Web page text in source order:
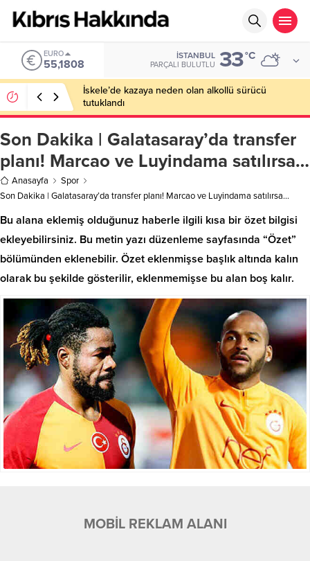
EURO
55,1808
İSTANBUL
PARÇALI BULUTLU 33°C
İskele’de kazaya neden olan alkollü sürücü
tutuklandı
Son Dakika | Galatasaray’da transfer
planı! Marcao ve Luyindama satılırsa…
Anasayfa
Spor
Son Dakika | Galatasaray’da transfer planı! Marcao ve Luyindama satılırsa…
Bu alana eklemiş olduğunuz haberle ilgili kısa bir özet bilgisi
ekleyebilirsiniz. Bu metin yazı düzenleme sayfasında “Özet”
bölümünden eklenebilir. Özet eklenmişse başlık altında kalın
olarak bu şekilde gösterilir, eklenmemişse bu alan boş kalır.
MOBİL REKLAM ALANI